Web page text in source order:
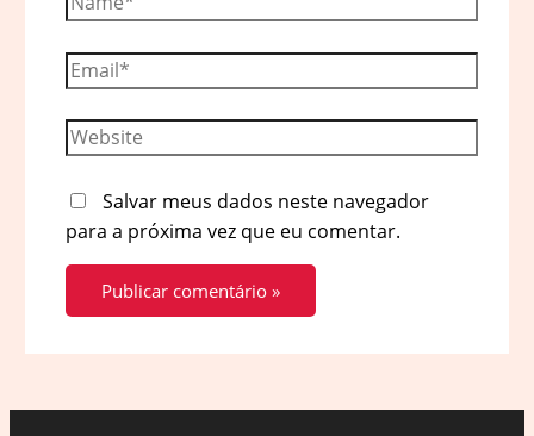
Email*
Website
Salvar meus dados neste navegador
para a próxima vez que eu comentar.